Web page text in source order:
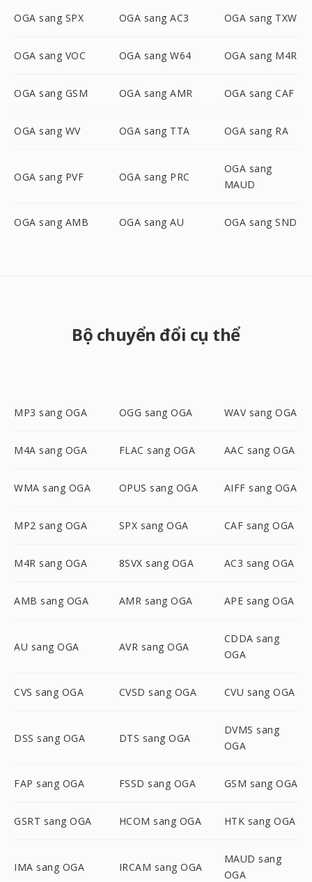
OGA sang SPX OGA sang AC3 OGA sang TXW
OGA sang VOC OGA sang W64 OGA sang M4R
OGA sang GSM OGA sang AMR OGA sang CAF
OGA sang WV OGA sang TTA OGA sang RA
OGA sang PVF OGA sang PRC
OGA sang
MAUD
OGA sang AMB OGA sang AU OGA sang SND
Bộ chuyển đổi cụ thể
MP3 sang OGA OGG sang OGA WAV sang OGA
M4A sang OGA FLAC sang OGA AAC sang OGA
WMA sang OGA OPUS sang OGA AIFF sang OGA
MP2 sang OGA SPX sang OGA CAF sang OGA
M4R sang OGA 8SVX sang OGA AC3 sang OGA
AMB sang OGA AMR sang OGA APE sang OGA
AU sang OGA AVR sang OGA
CDDA sang
OGA
CVS sang OGA CVSD sang OGA CVU sang OGA
DSS sang OGA DTS sang OGA
DVMS sang
OGA
FAP sang OGA FSSD sang OGA GSM sang OGA
GSRT sang OGA HCOM sang OGA HTK sang OGA
IMA sang OGA IRCAM sang OGA
MAUD sang
OGA